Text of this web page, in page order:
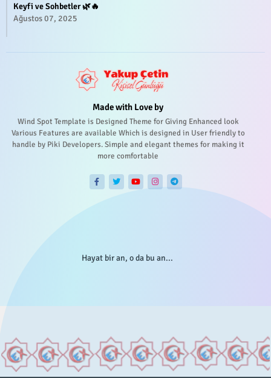
Keyfi ve Sohbetler 🌿🔥
Ağustos 07, 2025
Made with Love by
Wind Spot Template is Designed Theme for Giving Enhanced look
Various Features are available Which is designed in User friendly to
handle by Piki Developers. Simple and elegant themes for making it
more comfortable
Hayat bir an, o da bu an...